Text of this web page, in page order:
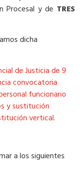
Procesal y de TRES
dicha
de Justicia de 9
convocatoria
funcionario
y sustitución
vertical.
a los siguientes